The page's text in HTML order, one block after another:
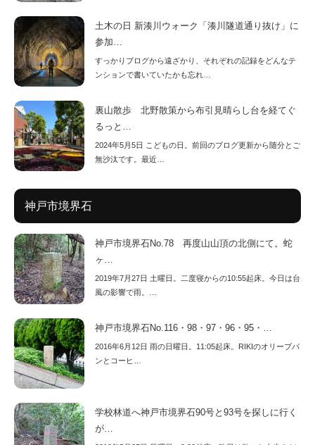
土木の日 新湊川ウォーク「湊川隧道通り抜け」に
参加…
すっかりブログから遠ざかり、それぞれの記録をどんなテ
ンションで書いていたかも忘れ…
裏山散歩 北野散策から布引見晴らし台を経てぐ
るっと…
2024年5月5日 こどもの日。前回のブログ更新から随分とご
無沙汰です。最近…
神戸市境界石
神戸市境界石No.78 再度山山頂の北側にて。蛇
ヶ…
2019年7月27日 土曜日。二度寝からの10:55起床。今日は台
風の影響で雨。…
神戸市境界石No.116・98・97・96・95・…
2016年6月12日 雨の日曜日。11:05起床。RIKIのオリーブパ
ンとコーヒ…
学校林道へ神戸市境界石90号と93号を探しに行く
が…